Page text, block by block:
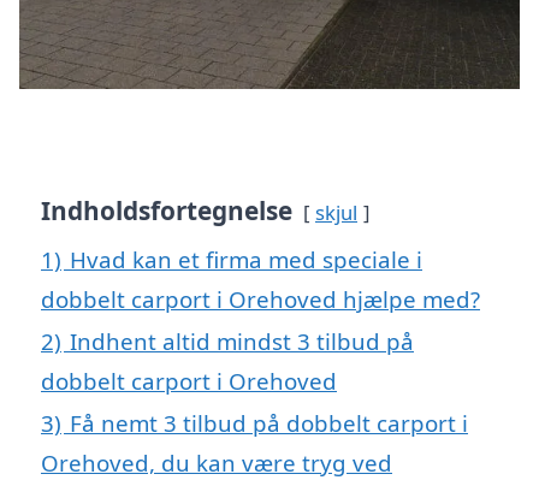
Indholdsfortegnelse skjul
1) Hvad kan et firma med speciale i
dobbelt carport i Orehoved hjælpe med?
2) Indhent altid mindst 3 tilbud på
dobbelt carport i Orehoved
3) Få nemt 3 tilbud på dobbelt carport i
Orehoved, du kan være tryg ved